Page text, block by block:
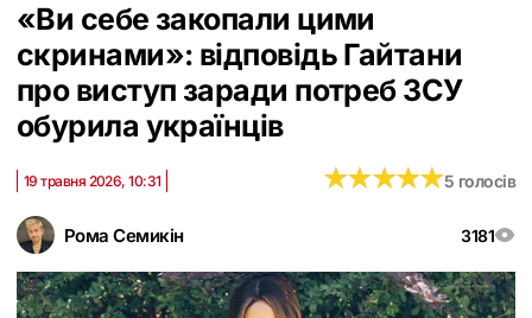
«Ви себе закопали цими
скринами»: відповідь Гайтани
про виступ заради потреб ЗСУ
обурила українців
Рома Семикін 3181
19 травня 2026, 10:31 ★★★★★
★★★★★5 голосів